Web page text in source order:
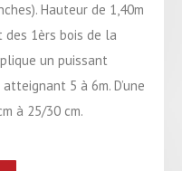
Hauteur de 1,40m
1èrs bois de la
un puissant
5 à 6m. D’une
à 25/30 cm.